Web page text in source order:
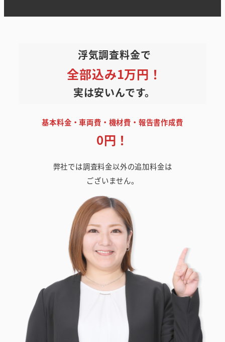
浮気調査料金で
全部込み1万円！
実は安いんです。
基本料金・車両費・機材費・報告書作成費
0円！
弊社では調査料金以外の追加料金は
ございません。